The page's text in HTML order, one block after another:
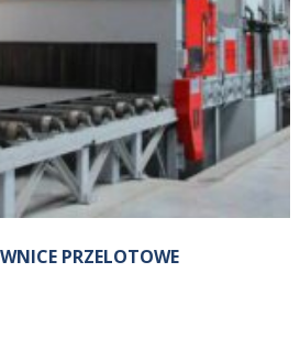
PRZELOTOWE